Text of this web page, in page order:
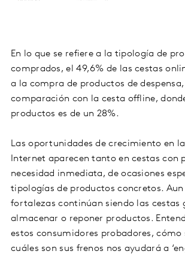
En lo que se refiere a la tipología de
comprados, el 49,6% de las cestas
a la compra de productos de despensa,
comparación con la cesta offline,
productos es de un 28%.
Las oportunidades de crecimiento en
Internet aparecen tanto en cestas con
necesidad inmediata, de ocasiones
tipologías de productos concretos. Aun
fortalezas continúan siendo las cestas
almacenar o reponer productos.
estos consumidores probadores, cómo
cuáles son sus frenos nos ayudará a